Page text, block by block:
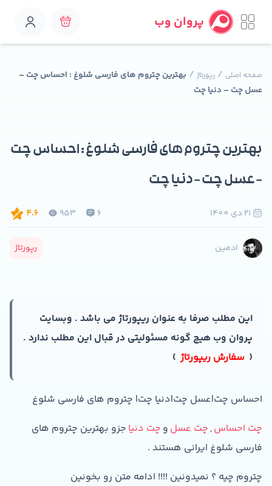
پروان وب
صفحه اصلی / رپورتاژ / بهترین چتروم های فارسی شلوغ : احساس چت –
عسل چت – دنیا چت
6
953
4.6
بهترین چتروم های فارسی شلوغ : احساس چت
– عسل چت – دنیا چت
ادمین رپورتاژ
این مطلب صرفا به عنوان ریپورتاژ‌ می باشد . وبسایت
پروان وب هیچ گونه مسئولیتی در قبال این مطلب ندارد .
( سفارش ریپورتاژ)
احساس چت|عسل چت|دنیا چت| چتروم های فارسی شلوغ
چت احساس, چت عسل و چت دنیا جزو بهترین چتروم های
فارسی شلوغ ایرانی هستند .
چتروم چیه ؟ نمیدونین !!!! ادامه متن رو بخونین